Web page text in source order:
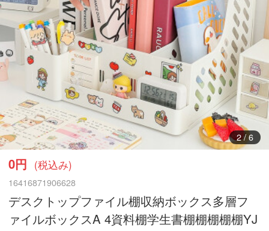
3/ 6
0円 (税込み)
16416871906628
デスクトップファイル棚収納ボックス多層フ
ァイルボックスA 4資料棚学生書棚棚棚棚棚YJ